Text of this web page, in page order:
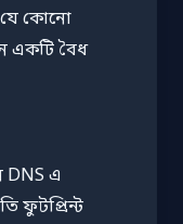
যে কোনো
একটি বৈধ
DNS এ
ফুটপ্রিন্ট